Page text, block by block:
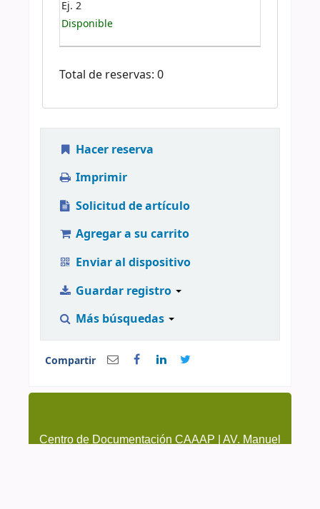
Ej. 2
Disponible
Total de reservas: 0
Hacer reserva
Imprimir
Solicitud de artículo
Agregar a su carrito
Enviar al dispositivo
Guardar registro
Más búsquedas
Compartir
Centro de Documentación CAAAP | AV. Manuel